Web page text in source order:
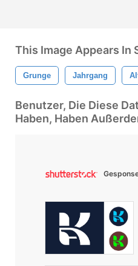
This Image Appears In
Grunge Jahrgang
Benutzer, Die Diese
Haben, Haben